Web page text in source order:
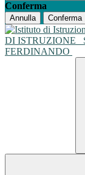
Conferma
Annulla Conferma
DI ISTRUZIONE
FERDINANDO